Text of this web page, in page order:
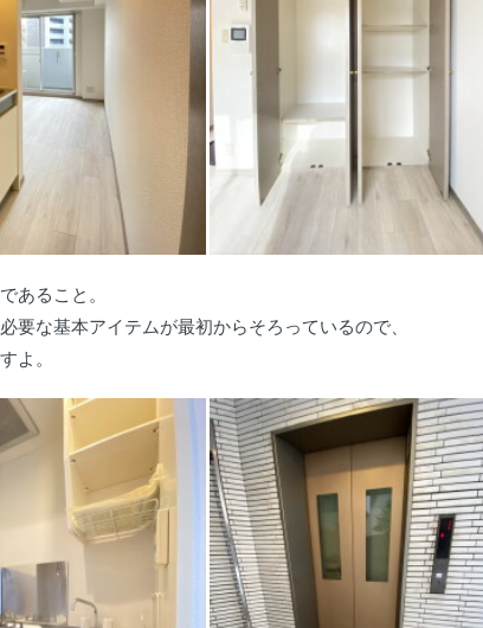
であること。
な基本アイテムが最初からそろっているので、
よ。